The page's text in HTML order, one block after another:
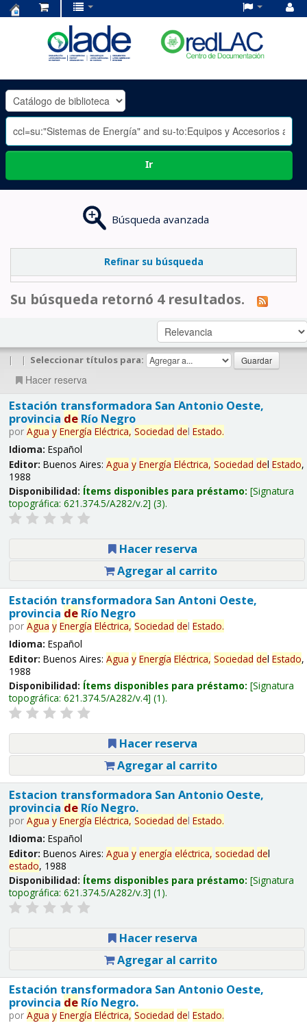
OLADE
-
Ir
Búsqueda avanzada
Refinar su búsqueda
Su búsqueda retornó 4 resultados.
| | Seleccionar títulos para:
Hacer reserva
Estación transformadora San Antonio Oeste,
provincia deRío Negro
por Agua y Energía Eléctrica, Sociedad del Estado.
Idioma: Español
Editor: Buenos Aires: Agua y Energía Eléctrica, Sociedad del Estado,
1988
Disponibilidad: Ítems disponibles para préstamo: Signatura
topográfica: 621.374.5/A282/v.2 (3).
Hacer reserva
Agregar al carrito
Estación transformadora San Antoni Oeste,
provincia deRío Negro
por Agua y Energía Eléctrica, Sociedad del Estado.
Idioma: Español
Editor: Buenos Aires: Agua y Energía Eléctrica, Sociedad del Estado,
1988
Disponibilidad: Ítems disponibles para préstamo: Signatura
topográfica: 621.374.5/A282/v.4 (1).
Hacer reserva
Agregar al carrito
Estacion transformadora San Antonio Oeste,
provincia deRío Negro.
por Agua y Energía Eléctrica, Sociedad del Estado.
Idioma: Español
Editor: Buenos Aires: Agua y energía eléctrica, sociedad del
estado, 1988
Disponibilidad: Ítems disponibles para préstamo: Signatura
topográfica: 621.374.5/A282/v.3 (1).
Hacer reserva
Agregar al carrito
Estación transformadora San Antonio Oeste,
provincia deRío Negro.
por Agua y Energía Eléctrica, Sociedad del Estado.